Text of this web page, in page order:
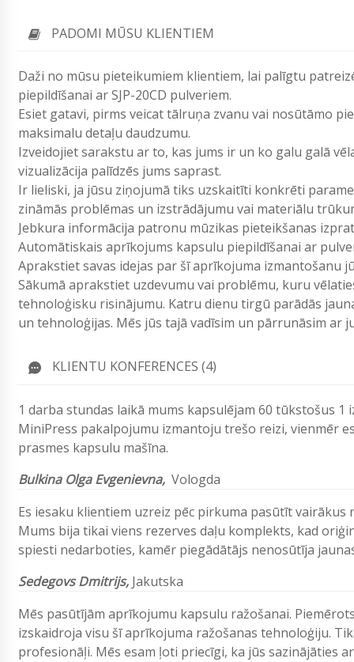
PADOMI MŪSU KLIENTIEM
Daži no mūsu pieteikumiem klientiem, lai palīgtu
piepildīšanai ar SJP-20CD pulveriem.
Esiet gatavi, pirms veicat tālruņa zvanu vai nosūtāmo
maksimalu detaļu daudzumu.
Izveidojiet sarakstu ar to, kas jums ir un ko galu galā
vizualizācija palīdzēs jums saprast.
Ir lieliski, ja jūsu ziņojumā tiks uzskaitīti konkrēti
zināmās problēmas un izstrādājumu vai materiālu
Jebkura informācija patronu mūzikas pieteikšanas
Automātiskais aprīkojums kapsulu piepildīšanai ar
Aprakstiet savas idejas par šī aprīkojuma izmantošanu
Sākumā aprakstiet uzdevumu vai problēmu, kuru
tehnoloģisku risinājumu. Katru dienu tirgū parādās
un tehnoloģijas. Mēs jūs tajā vadīsim un pārrunāsim ar
KLIENTU KONFERENCES (4)
1 darba stundas laikā mums kapsulējam 60 tūkstošus
MiniPress pakalpojumu izmantoju trešo reizi, vienmēr
prasmes kapsulu mašīna.
Bulkina Olga Evgenievna, Vologda
Es iesaku klientiem uzreiz pēc pirkuma pasūtīt
Mums bija tikai viens rezerves daļu komplekts, kad
spiesti nedarboties, kamēr piegādātājs nenosūtīja
Sedegovs Dmitrijs, Jakutska
Mēs pasūtījām aprīkojumu kapsulu ražošanai.
izskaidroja visu šī aprīkojuma ražošanas tehnoloģiju.
profesionāļi. Mēs esam ļoti priecīgi, ka jūs sazinājāties